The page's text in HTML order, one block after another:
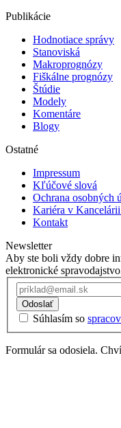
Publikácie
Hodnotiace správy
Stanoviská
Makroprognózy
Fiškálne prognózy
Štúdie
Modely
Komentáre
Blogy
Ostatné
Impressum
Kľúčové slová
Ochrana osobných
Kariéra v
Kontakt
Newsletter
Aby ste boli vždy dobre
elektronické
Odoslať
Súhlasím so
Formulár sa odosiela.